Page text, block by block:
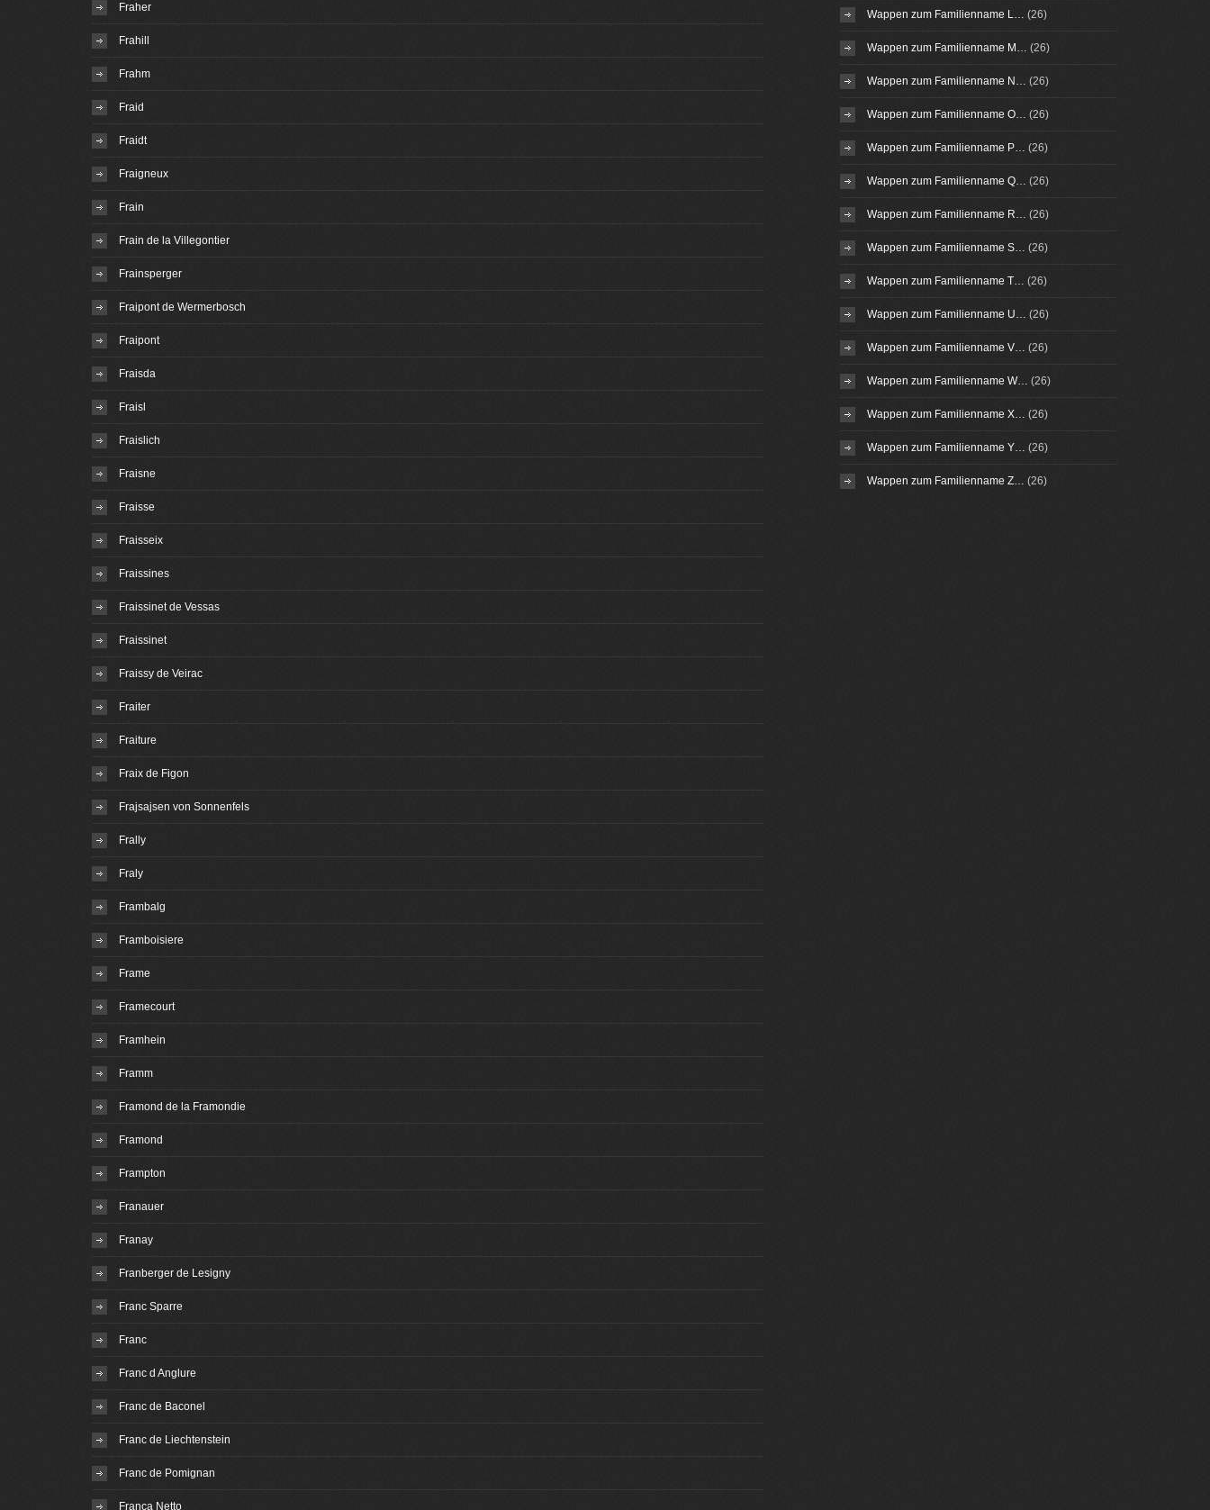
Fraher
Frahill
Frahm
Fraid
Fraidt
Fraigneux
Frain
Frain de la Villegontier
Frainsperger
Fraipont de Wermerbosch
Fraipont
Fraisda
Fraisl
Fraislich
Fraisne
Fraisse
Fraisseix
Fraissines
Fraissinet de Vessas
Fraissinet
Fraissy de Veirac
Fraiter
Fraiture
Fraix de Figon
Frajsajsen von Sonnenfels
Frally
Fraly
Frambalg
Framboisiere
Frame
Framecourt
Framhein
Framm
Framond de la Framondie
Framond
Frampton
Franauer
Franay
Franberger de Lesigny
Franc Sparre
Franc
Franc d Anglure
Franc de Baconel
Franc de Liechtenstein
Franc de Pomignan
Franca Netto
Wappen zum Familienname L… (26)
Wappen zum Familienname M… (26)
Wappen zum Familienname N… (26)
Wappen zum Familienname O… (26)
Wappen zum Familienname P… (26)
Wappen zum Familienname Q… (26)
Wappen zum Familienname R… (26)
Wappen zum Familienname S… (26)
Wappen zum Familienname T… (26)
Wappen zum Familienname U… (26)
Wappen zum Familienname V… (26)
Wappen zum Familienname W… (26)
Wappen zum Familienname X… (26)
Wappen zum Familienname Y… (26)
Wappen zum Familienname Z… (26)